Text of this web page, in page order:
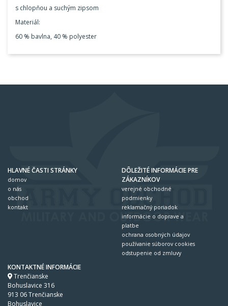
s chlopňou a suchým zipsom
Materiál:
60 % bavlna, 40 % polyester
HLAVNÉ ČASTI STRÁNKY
domov
o nás
obchod
kontakt
DÔLEŽITÉ INFORMÁCIE PRE
ZÁKAZNÍKOV
verejné obchodné
podmienky
reklamačný poriadok
informácie o doprave a
platbe
ochrana osobných údajov
používanie súborov cookies
odstupenie od zmluvy
KONTAKTNÉ INFORMÁCIE
Trenčianske
Bohuslavice 316
913 06 Trenčianske
Bohuslavice